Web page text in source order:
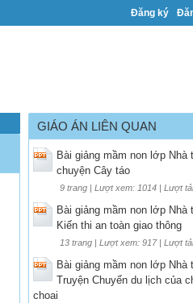
Đăng ký
GIÁO ÁN LIÊN QUAN
Bài giảng mầm non lớp Nhà
chuyện Cây táo
9 trang | Lượt xem: 1014 | Lượt
Bài giảng mầm non lớp Nhà
Kiến thi an toàn giao thông
13 trang | Lượt xem: 917 | Lượt
Bài giảng mầm non lớp Nhà
Truyện Chuyến du lịch của
choai